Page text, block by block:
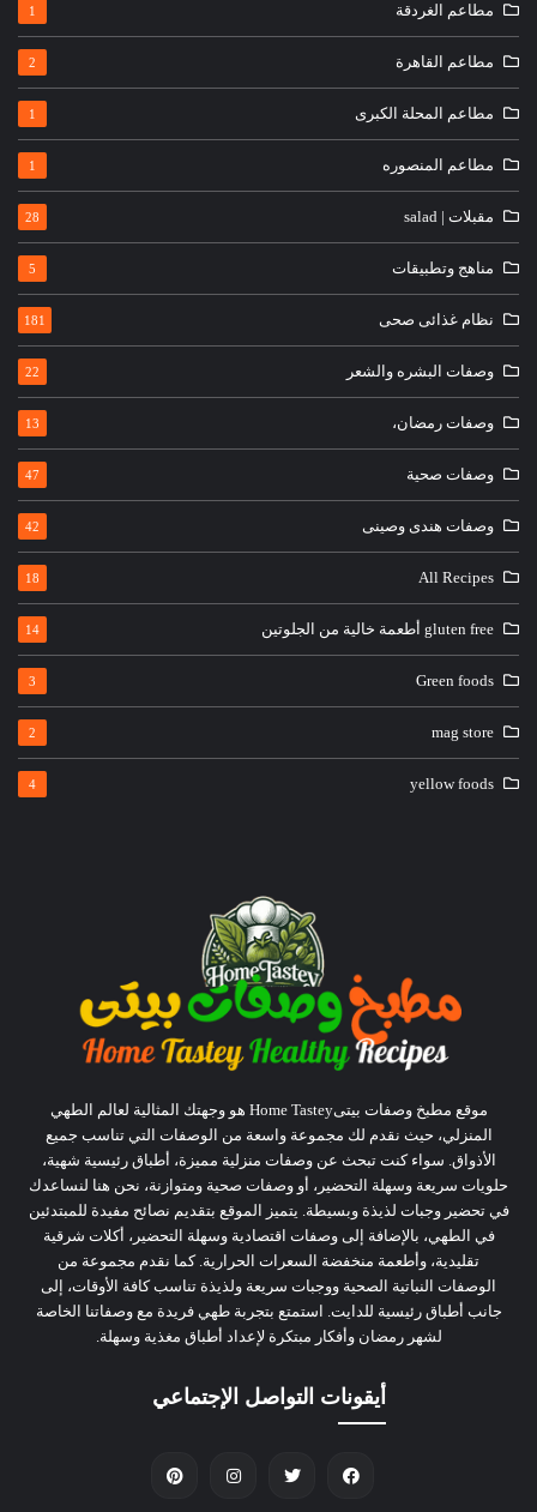
مطاعم الغردقة 1
مطاعم القاهرة 2
مطاعم المحلة الكبرى 1
مطاعم المنصوره 1
مقبلات | salad 28
مناهج وتطبيقات 5
نظام غذائى صحى 181
وصفات البشره والشعر 22
وصفات رمضان، 13
وصفات صحية 47
وصفات هندى وصينى 42
All Recipes
18
gluten free أطعمة خالية من الجلوتين 14
Green foods
3
mag store
2
yellow foods
4
موقع مطبخ وصفات بيتىHome Tastey هو وجهتك المثالية لعالم الطهي
المنزلي، حيث نقدم لك مجموعة واسعة من الوصفات التي تناسب جميع
الأذواق. سواء كنت تبحث عن وصفات منزلية مميزة، أطباق رئيسية شهية،
حلويات سريعة وسهلة التحضير، أو وصفات صحية ومتوازنة، نحن هنا لنساعدك
في تحضير وجبات لذيذة وبسيطة. يتميز الموقع بتقديم نصائح مفيدة للمبتدئين
في الطهي، بالإضافة إلى وصفات اقتصادية وسهلة التحضير، أكلات شرقية
تقليدية، وأطعمة منخفضة السعرات الحرارية. كما نقدم مجموعة من
الوصفات النباتية الصحية ووجبات سريعة ولذيذة تناسب كافة الأوقات، إلى
جانب أطباق رئيسية للدايت. استمتع بتجربة طهي فريدة مع وصفاتنا الخاصة
لشهر رمضان وأفكار مبتكرة لإعداد أطباق مغذية وسهلة.
أيقونات التواصل الإجتماعي